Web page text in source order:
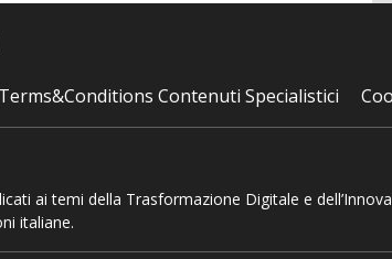
Terms&Conditions Contenuti Specialistici
ai temi della Trasformazione Digitale e
italiane.